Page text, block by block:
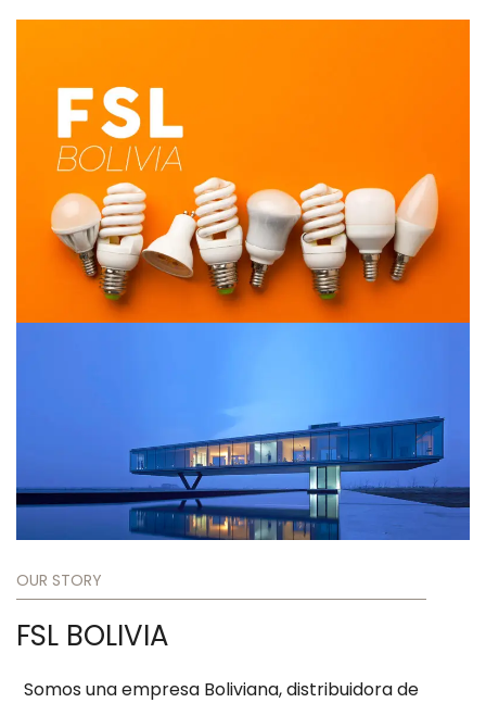
OUR STORY
FSL BOLIVIA
Somos una empresa Boliviana, distribuidora de